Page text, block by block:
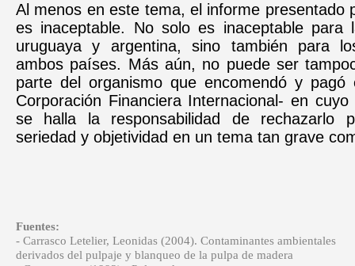
Al menos en este tema, el informe presentado
es inaceptable. No solo es inaceptable para
uruguaya y argentina, sino también para
ambos países. Más aún, no puede ser
parte del organismo que encomendó y pagó
Corporación Financiera Internacional- en
se halla la responsabilidad de rechazarlo
seriedad y objetividad en un tema tan grave
Fuentes:
- Carrasco Letelier, Leonidas (2004). Contaminantes ambientales
derivados del pulpaje y blanqueo de la pulpa de madera